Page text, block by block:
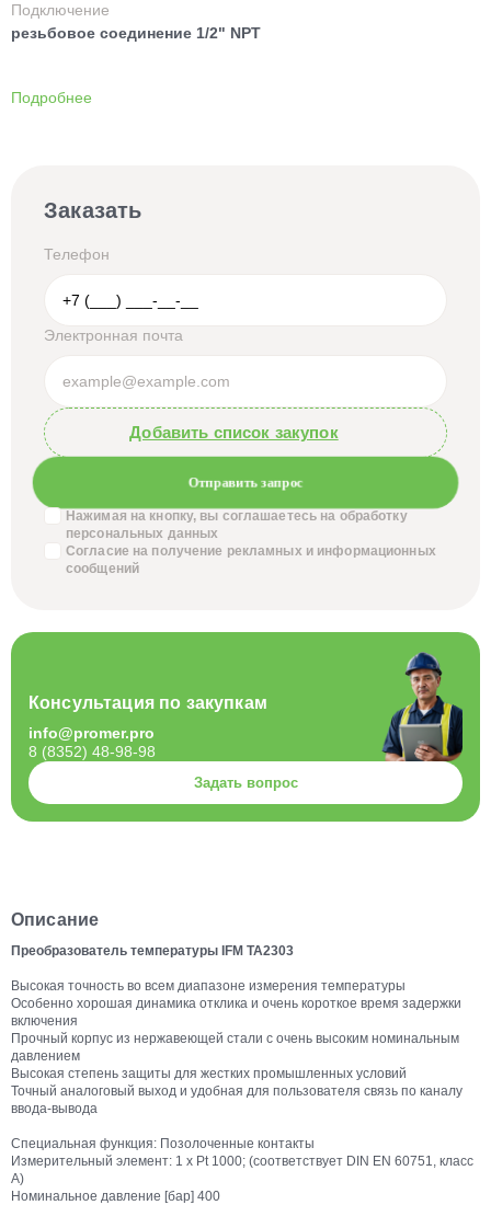
Подключение
резьбовое соединение 1/2" NPT
Подробнее
Описание
Преобразователь температуры IFM TA2303
Высокая точность во всем диапазоне измерения температуры
Особенно хорошая динамика отклика и очень короткое время задержки
включения
Прочный корпус из нержавеющей стали с очень высоким номинальным
давлением
Высокая степень защиты для жестких промышленных условий
Точный аналоговый выход и удобная для пользователя связь по каналу
ввода-вывода
Специальная функция: Позолоченные контакты
Измерительный элемент: 1 x Pt 1000; (соответствует DIN EN 60751, класс
A)
Номинальное давление [бар] 400
Заказать
Телефон
Электронная почта
Добавить список закупок
Отправить запрос
Нажимая на кнопку, вы соглашаетесь на обработку
персональных данных
Согласие на получение рекламных и информационных
сообщений
Консультация по закупкам
info@promer.pro
8 (8352) 48-98-98
Задать вопрос